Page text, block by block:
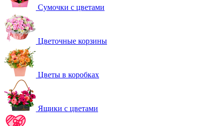
Сумочки с цветами
Цветочные корзины
Цветы в коробках
Ящики с цветами